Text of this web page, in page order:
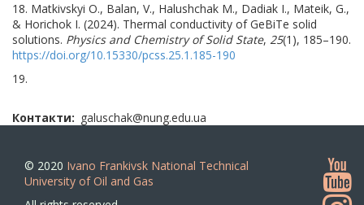
18. Matkivskyi О., Balan, V., Halushchak М., Dadiak І., Mateik, G.,
& Horichok І. (2024). Thermal conductivity of GeBiTe solid
solutions. Physics and Chemistry of Solid State, 25(1), 185–190.
https://doi.org/10.15330/pcss.25.1.185-190
19.
Контакти galuschak@nung.edu.ua
© 2020 Ivano Frankivsk National Technical
University of Oil and Gas